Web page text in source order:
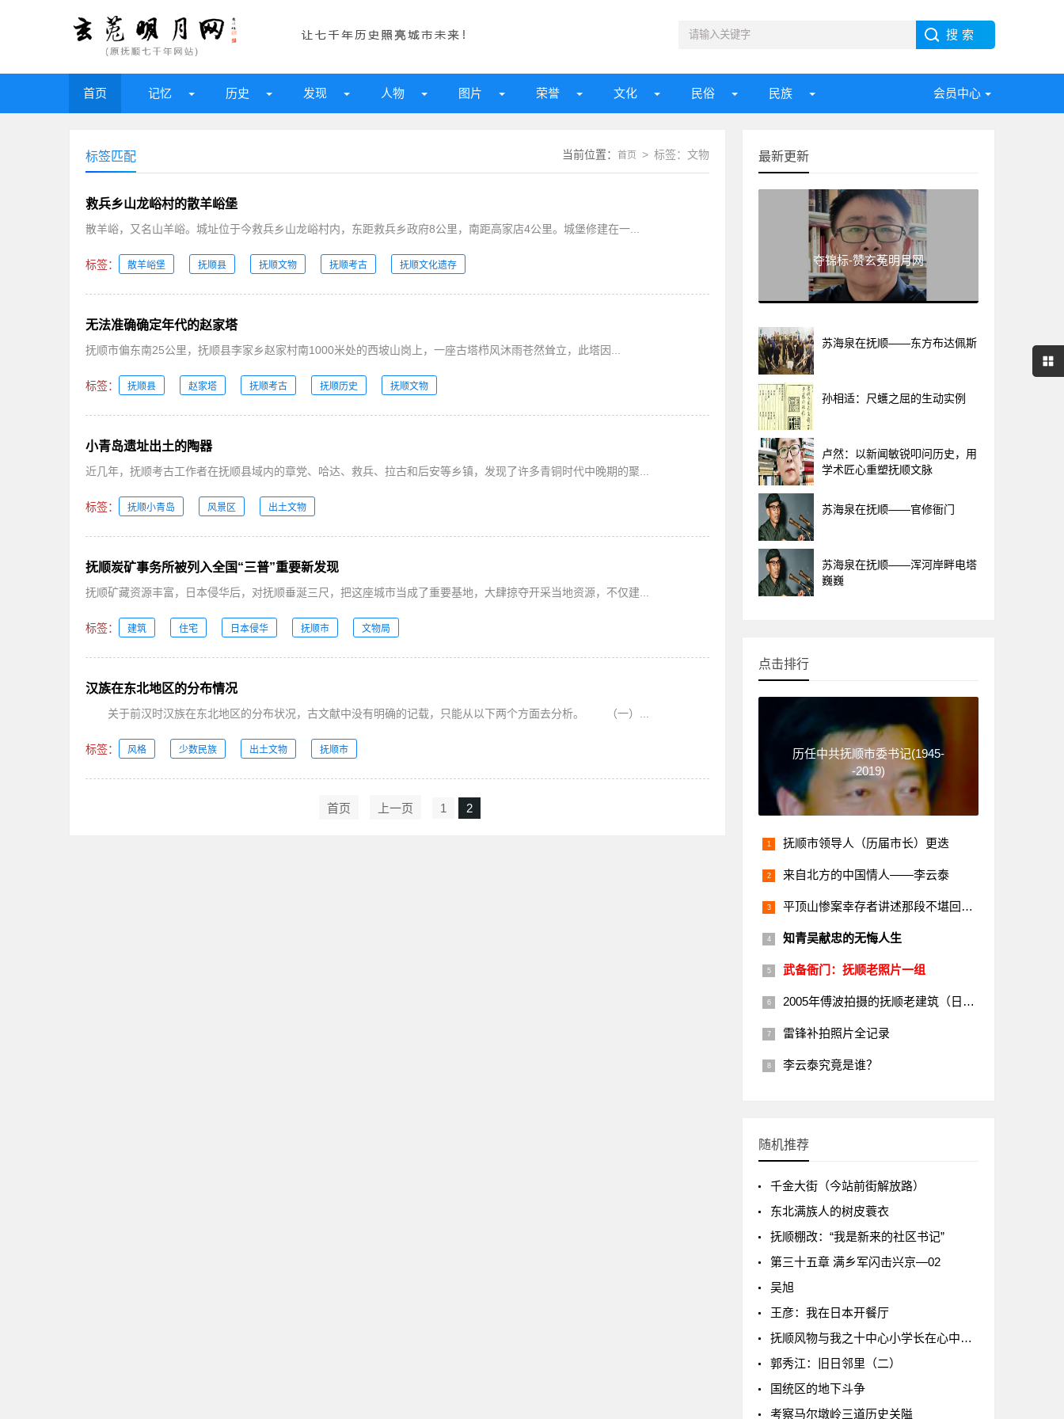
首页 记忆 历史 发现 人物 图片 荣誉 文化 民俗 民族 会员中心
当前位置： 首页 > 标签：文物
标签匹配
救兵乡山龙峪村的散羊峪堡
散羊峪，又名山羊峪。城址位于今救兵乡山龙峪村内，东距救兵乡政府8公里，南距高家店4公里。城堡修建在一...
标签： 散羊峪堡 抚顺县 抚顺文物 抚顺考古 抚顺文化遗存
无法准确确定年代的赵家塔
抚顺市偏东南25公里，抚顺县李家乡赵家村南1000米处的西坡山岗上，一座古塔栉风沐雨苍然耸立，此塔因...
标签： 抚顺县 赵家塔 抚顺考古 抚顺历史 抚顺文物
小青岛遗址出土的陶器
近几年，抚顺考古工作者在抚顺县域内的章党、哈达、救兵、拉古和后安等乡镇，发现了许多青铜时代中晚期的聚...
标签： 抚顺小青岛 风景区 出土文物
抚顺炭矿事务所被列入全国“三普”重要新发现
抚顺矿藏资源丰富，日本侵华后，对抚顺垂涎三尺，把这座城市当成了重要基地，大肆掠夺开采当地资源，不仅建...
标签： 建筑 住宅 日本侵华 抚顺市 文物局
汉族在东北地区的分布情况
关于前汉时汉族在东北地区的分布状况，古文献中没有明确的记载，只能从以下两个方面去分析。 （一）...
标签： 风格 少数民族 出土文物 抚顺市
首页 上一页 1 2
最新更新
夺锦标-赞玄菟明月网
苏海泉在抚顺——东方布达佩斯
孙相适：尺蠖之屈的生动实例
卢然：以新闻敏锐叩问历史，用
学术匠心重塑抚顺文脉
苏海泉在抚顺——官修衙门
苏海泉在抚顺——浑河岸畔电塔
巍巍
点击排行
历任中共抚顺市委书记(1945-
-2019)
抚顺市领导人（历届市长）更迭
来自北方的中国情人——李云泰
平顶山惨案幸存者讲述那段不堪回首的历史
知青吴献忠的无悔人生
武备衙门：抚顺老照片一组
2005年傅波拍摄的抚顺老建筑（日本楼）
雷锋补拍照片全记录
李云泰究竟是谁？
随机推荐
千金大街（今站前街解放路）
东北满族人的树皮蓑衣
抚顺棚改：“我是新来的社区书记”
第三十五章 满乡军闪击兴京—02
吴旭
王彦：我在日本开餐厅
抚顺风物与我之十中心小学长在心中（续）
郭秀江：旧日邻里（二）
国统区的地下斗争
考察马尔墩岭三道历史关隘